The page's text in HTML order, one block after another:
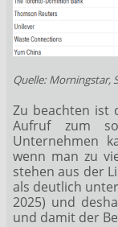
Quelle: Morningstar,
Zu beachten ist
Aufruf zum
Unternehmen
wenn man zu
stehen aus der
als deutlich
2025) und
und damit der